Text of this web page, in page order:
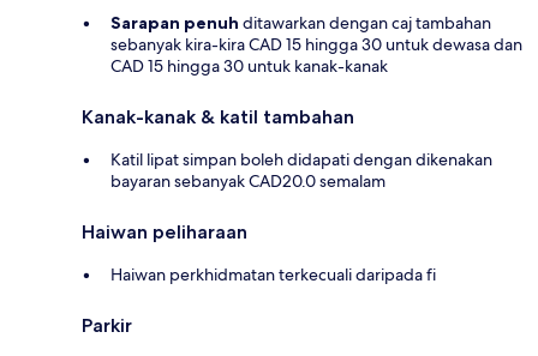
Sarapan penuh ditawarkan dengan caj tambahan
sebanyak kira-kira CAD 15 hingga 30 untuk dewasa dan
CAD 15 hingga 30 untuk kanak-kanak
Kanak-kanak & katil tambahan
Katil lipat simpan boleh didapati dengan dikenakan
bayaran sebanyak CAD20.0 semalam
Haiwan peliharaan
Haiwan perkhidmatan terkecuali daripada fi
Parkir